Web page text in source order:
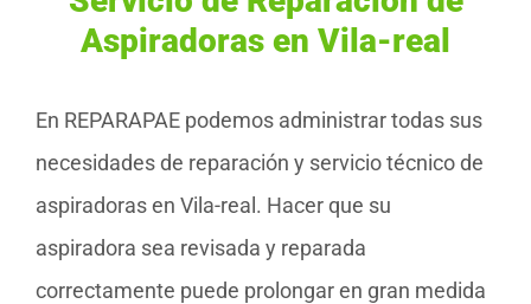
Aspiradoras en Vila-real
En REPARAPAE podemos administrar todas sus
necesidades de reparación y servicio técnico de
aspiradoras en Vila-real. Hacer que su
aspiradora sea revisada y reparada
correctamente puede prolongar en gran medida